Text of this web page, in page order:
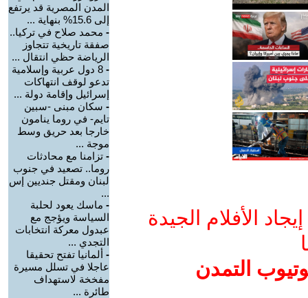
الأفلام الجيدة
التمدن
المدن المصرية قد يرتفع
إلى 15.6% بنهاية ...
- محمد صلاح في تركيا..
صفقة تاريخية تتجاوز
الرياضة حظي انتقال ...
-
8 دول عربية وإسلامية
تدعو لوقف انتهاكات
إسرائيل وإقامة دولة ...
- سكان مبنى -سبين
تايم- في روما ينامون
خارجا بعد حريق وسط
موجة ...
- تزامنا مع محادثات
روما.. تصعيد في جنوب
لبنان ومقتل جنديين إس
...
- ماسك يعود لحلبة
السياسة ويؤجج مع
عبدول معركة انتخابات
التجدي ...
- ألمانيا تفتح تحقيقا
عاجلا في تسلل مسيرة
مفخخة لاستهداف
طائرة ...